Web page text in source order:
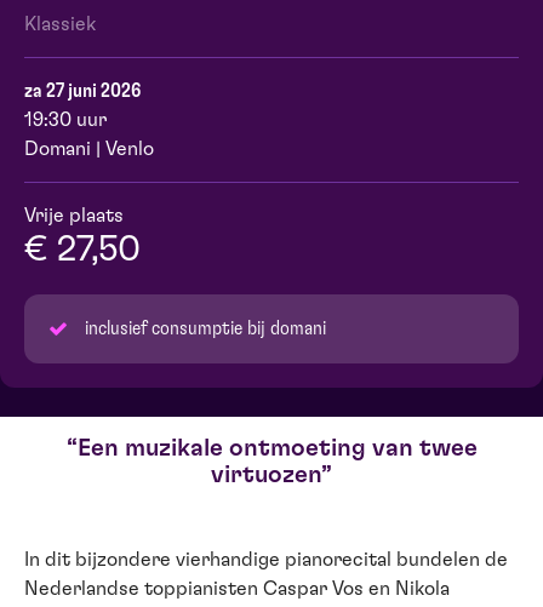
Klassiek
za 27 juni 2026
19:30 uur
Domani | Venlo
Vrije plaats
€ 27,50
inclusief consumptie bij domani
Een muzikale ontmoeting van twee
virtuozen
In dit bijzondere vierhandige pianorecital bundelen de
Nederlandse toppianisten Caspar Vos en Nikola